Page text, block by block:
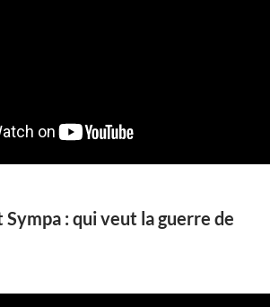
Sympa : qui veut la guerre de